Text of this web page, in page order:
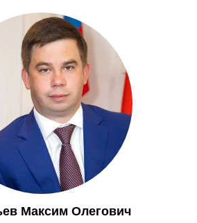
Максим Олегович